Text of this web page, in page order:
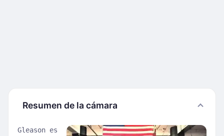
Resumen de la cámara
Gleason es